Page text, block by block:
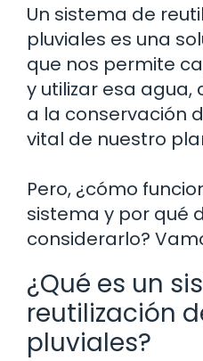
Un sistema de
pluviales es una
que nos permite
y utilizar esa
a la conservación
vital de nuestro
Pero, ¿cómo
sistema y por qué
considerarlo?
¿Qué es un
reutilización
pluviales?